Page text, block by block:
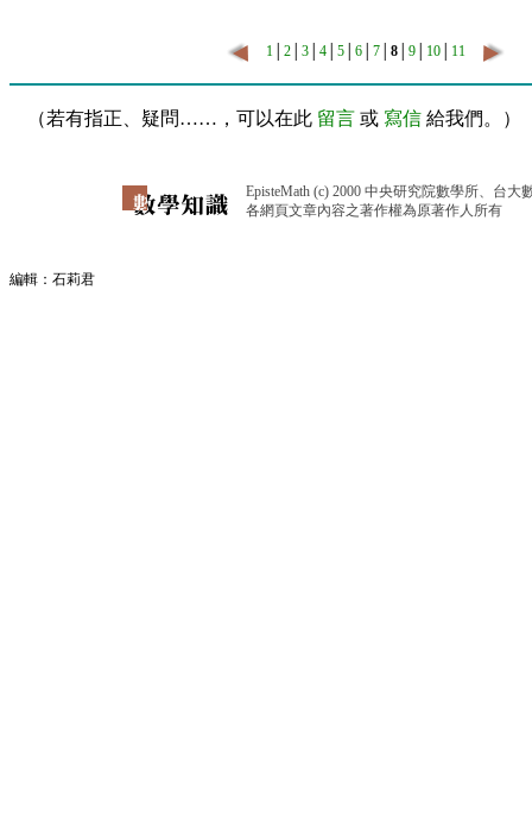
1 2 3 4 5 6 7 8 9 10 11
（若有指正、疑問……，可以在此 留言 或 寫信 給我們。）
EpisteMath (c) 2000 中央研究院數學所、台大
各網頁文章內容之著作權為原著作人所有
編輯：石莉君